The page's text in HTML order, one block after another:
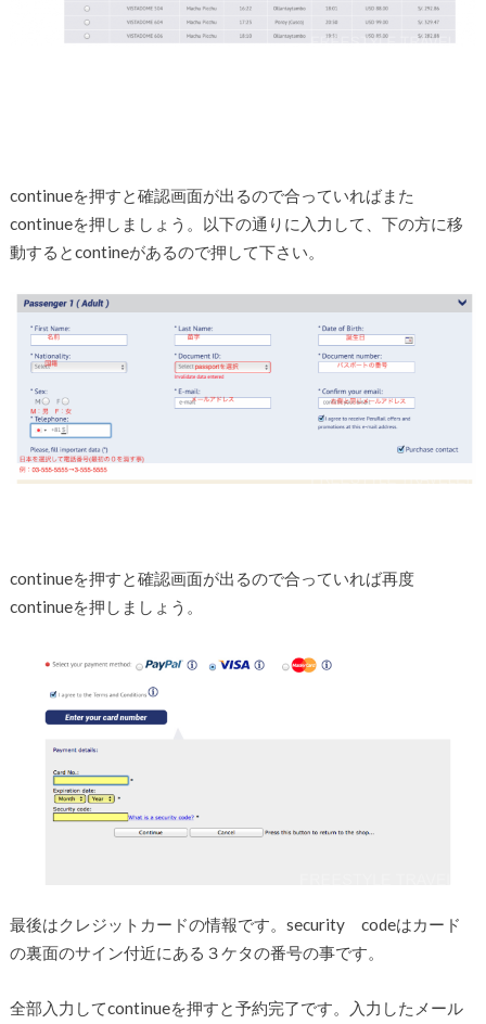
continueを押すと確認画面が出るので合っていればまた
continueを押しましょう。以下の通りに入力して、下の方に移
動するとcontineがあるので押して下さい。
continueを押すと確認画面が出るので合っていれば再度
continueを押しましょう。
最後はクレジットカードの情報です。security codeはカード
の裏面のサイン付近にある３ケタの番号の事です。
全部入力してcontinueを押すと予約完了です。入力したメール